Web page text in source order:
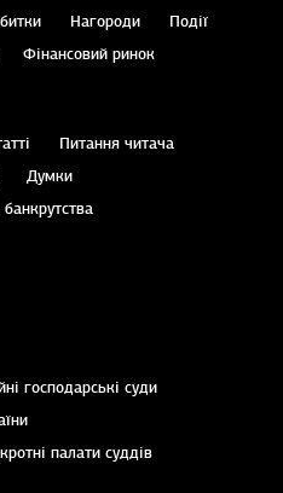
Нагороди
Події
Фінансовий ринок
Питання читача
Думки
господарські суди
палати суддів